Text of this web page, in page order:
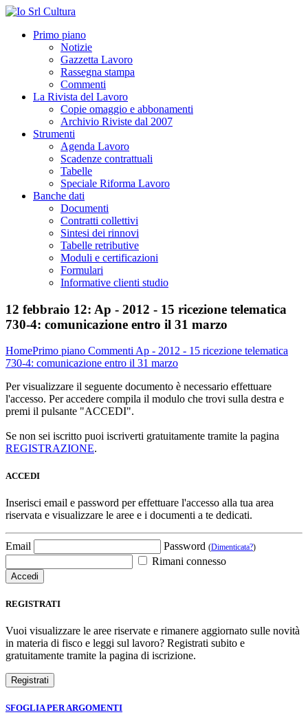
Primo piano
Notizie
Gazzetta Lavoro
Rassegna stampa
Commenti
La Rivista del Lavoro
Copie omaggio e abbonamenti
Archivio Riviste dal 2007
Strumenti
Agenda Lavoro
Scadenze contrattuali
Tabelle
Speciale Riforma Lavoro
Banche dati
Documenti
Contratti collettivi
Sintesi dei rinnovi
Tabelle retributive
Moduli e certificazioni
Formulari
Informative clienti studio
12 febbraio 12: Ap - 2012 - 15 ricezione telematica
730-4: comunicazione entro il 31 marzo
HomePrimo piano CommentiAp - 2012 - 15 ricezione telematica
730-4: comunicazione entro il 31 marzo
Per visualizzare il seguente documento è necessario effettuare
l'accesso. Per accedere compila il modulo che trovi sulla destra e
premi il pulsante "ACCEDI".
Se non sei iscritto puoi iscriverti gratuitamente tramite la pagina
REGISTRAZIONE.
ACCEDI
Inserisci email e password per effettuare l'accesso alla tua area
riservata e visualizzare le aree e i documenti a te dedicati.
Email Password (Dimenticata?)
Rimani connesso
REGISTRATI
Vuoi visualizzare le aree riservate e rimanere aggiornato sulle novità
in materia di fisco e leggi sul lavoro? Registrati subito e
gratuitamente tramite la pagina di iscrizione.
SFOGLIA PER ARGOMENTI